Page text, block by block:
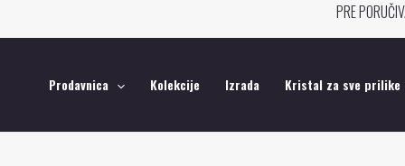
na
PRE
Prodavnica Kolekcije Izrada Kristal za sve prilike